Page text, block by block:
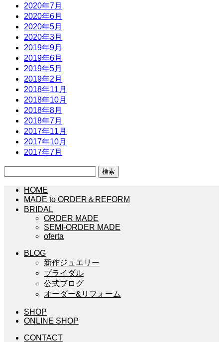
2020年7月
2020年6月
2020年5月
2020年3月
2019年9月
2019年6月
2019年5月
2019年2月
2018年11月
2018年10月
2018年8月
2018年7月
2017年11月
2017年10月
2017年7月
HOME
MADE to ORDER＆REFORM
BRIDAL
ORDER MADE
SEMI-ORDER MADE
oferta
BLOG
新作ジュエリー
ブライダル
公式ブログ
オーダー&リフォーム
SHOP
ONLINE SHOP
CONTACT